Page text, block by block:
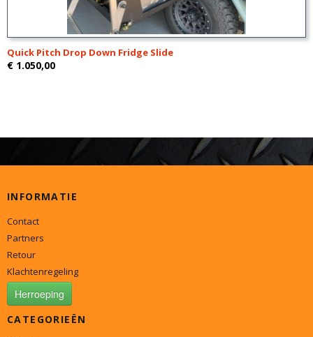
Quick Pitch Drop Down Fridge Slide
€ 1.050,00
INFORMATIE
Contact
Partners
Retour
Klachtenregeling
Herroeping
CATEGORIEËN